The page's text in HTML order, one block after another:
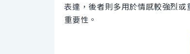
表達，後者則多用於情感較強烈
重要性。